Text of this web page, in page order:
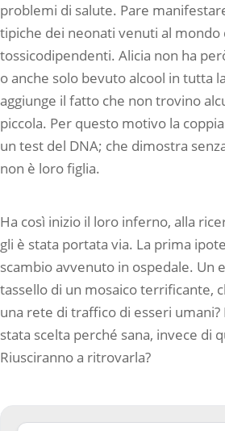
problemi di salute. Pare
tipiche dei neonati venuti al mondo
tossicodipendenti. Alicia non ha
o anche solo bevuto alcool in tutta
aggiunge il fatto che non trovino
piccola. Per questo motivo la
un test del DNA; che dimostra
non è loro figlia.
Ha così inizio il loro inferno, alla
gli è stata portata via. La prima
scambio avvenuto in ospedale. Un
tassello di un mosaico terrificante,
una rete di traffico di esseri umani?
stata scelta perché sana, invece di
Riusciranno a ritrovarla?